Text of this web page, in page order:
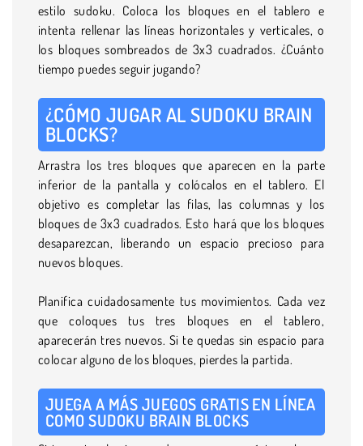
estilo sudoku. Coloca los bloques en el tablero e
intenta rellenar las líneas horizontales y verticales, o
los bloques sombreados de 3x3 cuadrados. ¿Cuánto
tiempo puedes seguir jugando?
¿CÓMO JUGAR AL SUDOKU BRAIN
BLOCKS?
Arrastra los tres bloques que aparecen en la parte
inferior de la pantalla y colócalos en el tablero. El
objetivo es completar las filas, las columnas y los
bloques de 3x3 cuadrados. Esto hará que los bloques
desaparezcan, liberando un espacio precioso para
nuevos bloques.
Planifica cuidadosamente tus movimientos. Cada vez
que coloques tus tres bloques en el tablero,
aparecerán tres nuevos. Si te quedas sin espacio para
colocar alguno de los bloques, pierdes la partida.
JUEGA A MÁS JUEGOS GRATIS EN LÍNEA
COMO SUDOKU BRAIN BLOCKS